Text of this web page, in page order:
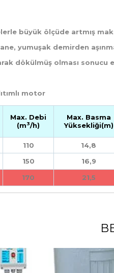
büyük ölçüde artmış
yumuşak demirden
dökülmüş olması
motor
Max. Debi
(m3/h)
Max. Basma
Yüksekliği(m)
110 14,8
150 16,9
170 21,5